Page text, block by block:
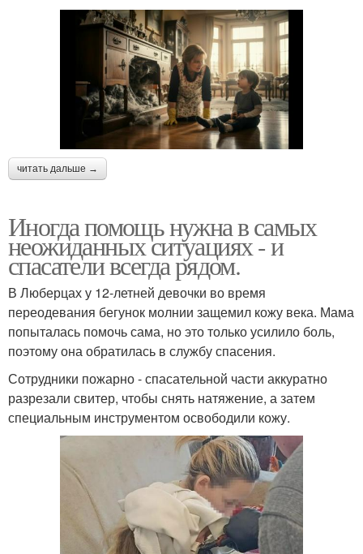
читать дальше →
Иногда помощь нужна в самых
неожиданных ситуациях - и
спасатели всегда рядом.
В Люберцах у 12-летней девочки во время
переодевания бегунок молнии защемил кожу века. Мама
попыталась помочь сама, но это только усилило боль,
поэтому она обратилась в службу спасения.
Сотрудники пожарно - спасательной части аккуратно
разрезали свитер, чтобы снять натяжение, а затем
специальным инструментом освободили кожу.